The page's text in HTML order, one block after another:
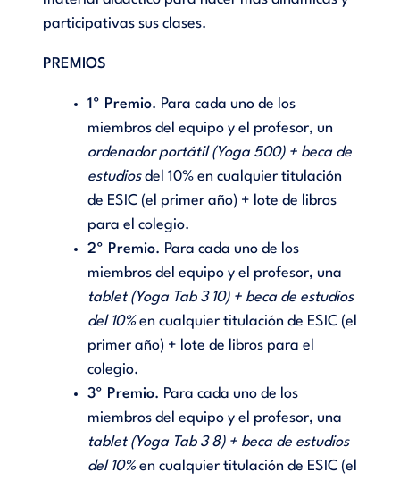
participativas sus clases.
PREMIOS
1º Premio. Para cada uno de los
miembros del equipo y el profesor, un
ordenador portátil (Yoga 500) + beca de
estudiosdel 10% en cualquier titulación
de ESIC (el primer año) + lote de libros
para el colegio.
2º Premio. Para cada uno de los
miembros del equipo y el profesor, una
tablet (Yoga Tab 3 10) + beca de estudios
del 10%en cualquier titulación de ESIC (el
primer año) + lote de libros para el
colegio.
3º Premio. Para cada uno de los
miembros del equipo y el profesor, una
tablet (Yoga Tab 3 8) + beca de estudios
del 10%en cualquier titulación de ESIC (el